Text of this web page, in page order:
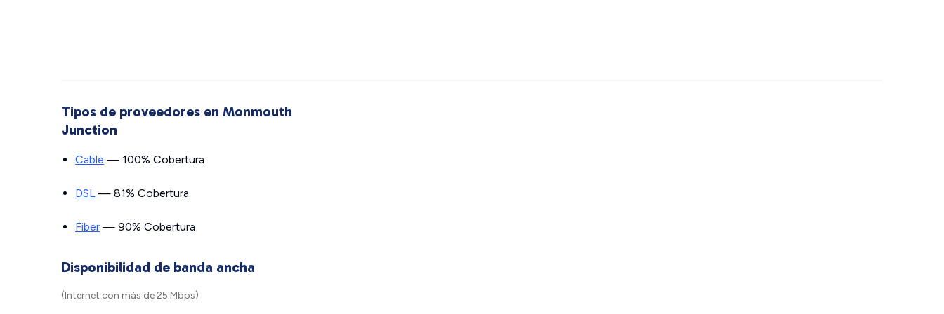
Tipos de proveedores en Monmouth
Junction
Cable — 100% Cobertura
DSL — 81% Cobertura
Fiber — 90% Cobertura
Disponibilidad de banda ancha
(Internet con más de 25 Mbps)